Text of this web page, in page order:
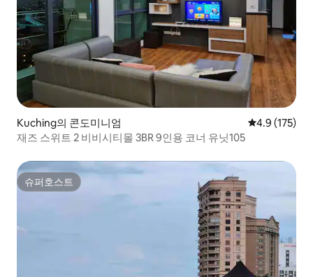
Kuching의 콘도미니엄 평점 4.9점(5
4.9 (175)
재즈 스위트 2 비비시티몰 3BR 9인용 코너 유닛105
슈퍼호스트
슈퍼호스트